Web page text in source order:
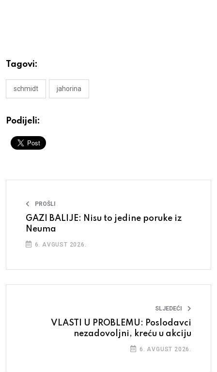
Tagovi:
schmidt jahorina
Podijeli:
PROŠLI
GAZI BALIJE: Nisu to jedine poruke iz
Neuma
6. AVGUST 2026.
SLJEDEĆI
VLASTI U PROBLEMU: Poslodavci
nezadovoljni, kreću u akciju
6. AVGUST 2026.